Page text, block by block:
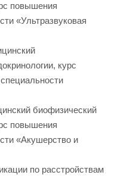
повышения
«Ультразвуковая
курс
биофизический
повышения
«Акушерство и
по расстройствам